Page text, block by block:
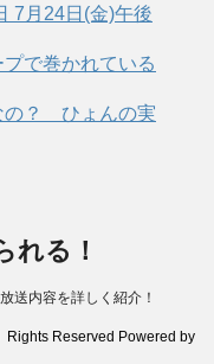
7月24日(金)午後
で巻かれている
の？ ひょんの実
れる！
送内容を詳しく紹介！
Reserved Powered by